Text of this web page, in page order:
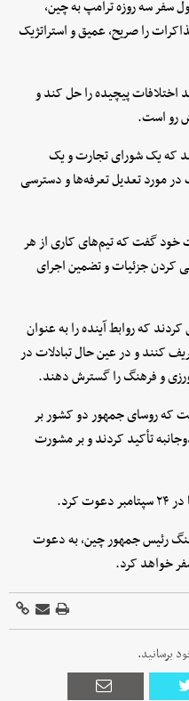
سفر سه روزه ترامپ به چین،
را صریح، عمیق و استراتژیک
اختلافات پیچیده را حل کند و
رو است.
که یک شورای تجارت و یک
مورد تعدیل تعرفه‌ها و دسترسی
خود گفت که تیم‌های کاری از هر
کردن جزئیات و تضمین اجرای
که روابط آینده را به عنوان
کنند و در عین حال تبادلات در
و فرهنگ را گسترش دهند.
که روسای جمهور دو کشور بر
تأکید کردند و بر مشورت
رئیس جمهور چین، به دعوت
خواهد کرد.
برسانید.